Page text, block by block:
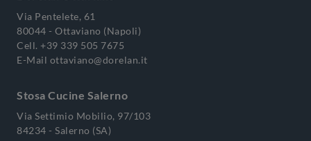
Via Pentelete, 61
80044 - Ottaviano (Napoli)
Cell. +39 339 505 7675
E-Mail ottaviano@dorelan.it
Stosa Cucine Salerno
Via Settimio Mobilio, 97/103
84234 - Salerno (SA)